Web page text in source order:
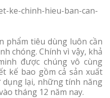
phẩm tiêu dùng luôn cần
chóng. Chính vì vậy, khả
được chúng vô cùng
kế bao gồm cả sản xuất
dụng lại, những tính năng
tháng 12 năm nay.